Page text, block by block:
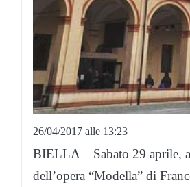
26/04/2017 alle 13:23
BIELLA – Sabato 29 aprile,
dell’opera “Modella” di